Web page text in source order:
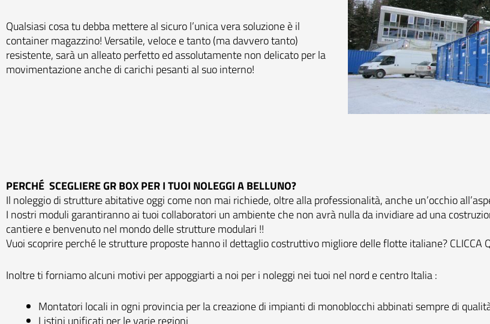
Qualsiasi cosa tu debba mettere al sicuro l’unica vera soluzione è il
container magazzino! Versatile, veloce e tanto (ma davvero tanto)
resistente, sarà un alleato perfetto ed assolutamente non delicato per la
movimentazione anche di carichi pesanti al suo interno!
PERCHÉ SCEGLIERE GR BOX PER I TUOI NOLEGGI A BELLUNO?
Il noleggio di strutture abitative oggi come non mai richiede, oltre alla professionalità, anche un’occhio
I nostri moduli garantiranno ai tuoi collaboratori un ambiente che non avrà nulla da invidiare ad una
cantiere e benvenuto nel mondo delle strutture modulari !!
Vuoi scoprire perché le strutture proposte hanno il dettaglio costruttivo migliore delle flotte italiane?CLICCA
Inoltre ti forniamo alcuni motivi per appoggiarti a noi per i noleggi nei tuoi nel nord e centro Italia :
Montatori locali in ogni provincia per la creazione di impianti di monoblocchi abbinati sempre di